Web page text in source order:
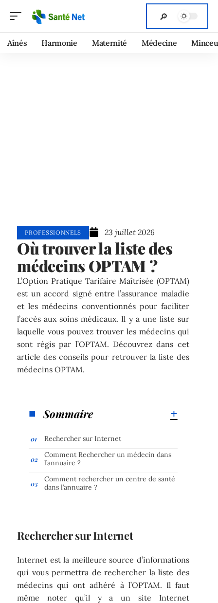
Aînés Harmonie Maternité Médecine
PROFESSIONNELS 23 juillet 2026
Où trouver la liste des
médecins OPTAM ?
L’Option Pratique Tarifaire Maîtrisée (OPTAM)
est un accord signé entre l’assurance maladie
et les médecins conventionnés pour faciliter
l’accès aux soins médicaux. Il y a une liste sur
laquelle vous pouvez trouver les médecins qui
sont régis par l’OPTAM. Découvrez dans cet
article des conseils pour retrouver la liste des
médecins OPTAM.
Sommaire
Rechercher sur Internet
Comment Rechercher un médecin dans
l’annuaire ?
Comment rechercher un centre de santé
dans l’annuaire ?
Rechercher sur Internet
Internet est la meilleure source d’informations
qui vous permettra de rechercher la liste des
médecins qui ont adhéré à l’OPTAM. Il faut
même noter qu’il y a un site Internet